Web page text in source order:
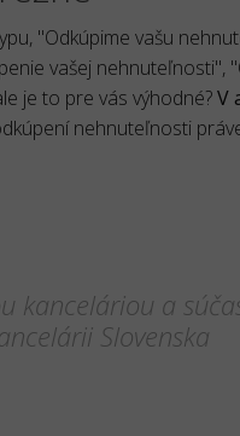
"Odkúpime vašu
vašej nehnuteľnosti",
je to pre vás výhodné?V
nehnuteľnosti
kanceláriou a
Slovenska